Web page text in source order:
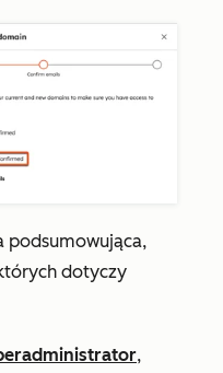
podsumowująca,
dotyczy
,